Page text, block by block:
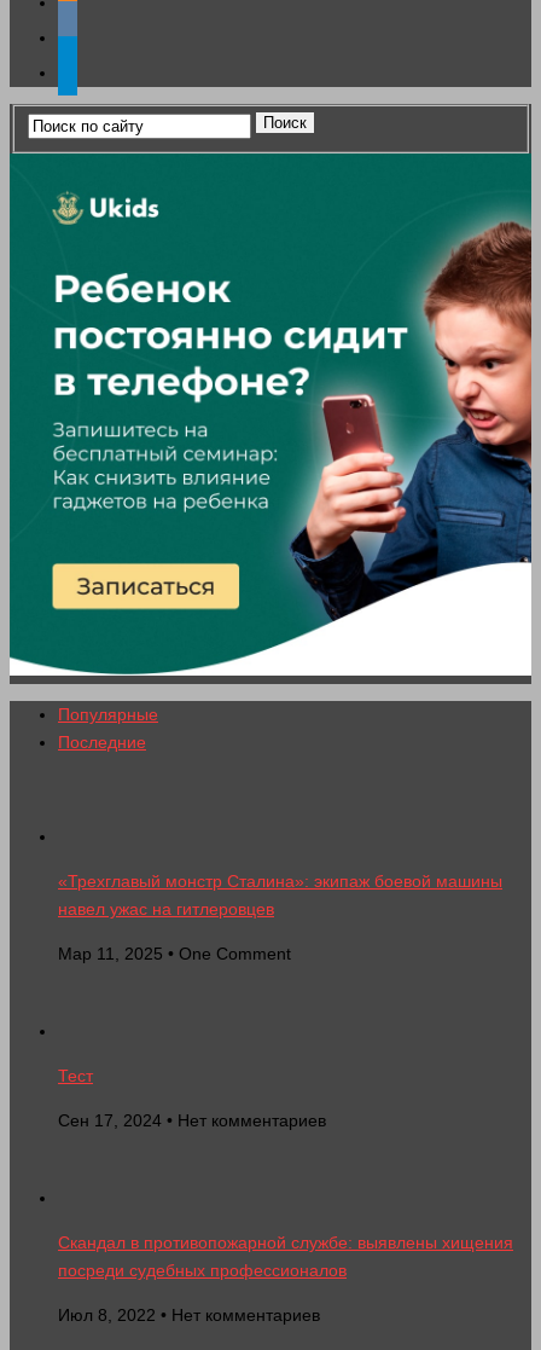
Популярные
Последние
«Трехглавый монстр Сталина»: экипаж боевой машины
навел ужас на гитлеровцев
Мар 11, 2025 • One Comment
Тест
Сен 17, 2024 • Нет комментариев
Скандал в противопожарной службе: выявлены хищения
посреди судебных профессионалов
Июл 8, 2022 • Нет комментариев